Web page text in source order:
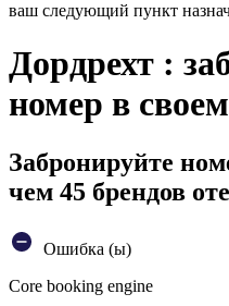
ваш следующий пункт
Дордрехт :
номер в
Забронируйте
чем 45 брендов
Ошибка (ы)
Core booking engine